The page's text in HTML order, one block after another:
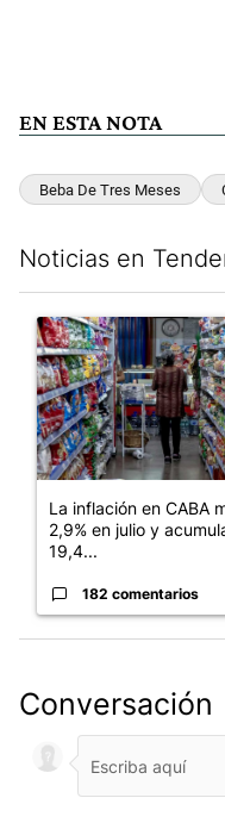
EN ESTA NOTA
Beba De Tres Meses
Noticias en
Un artículo de
La inflación en CABA
2,9% en julio y
19,4...
182 comentarios
Conversación